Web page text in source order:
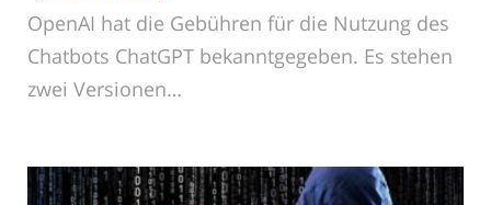
OpenAI hat die Gebühren für die Nutzung des
Chatbots ChatGPT bekanntgegeben. Es stehen
zwei Versionen…